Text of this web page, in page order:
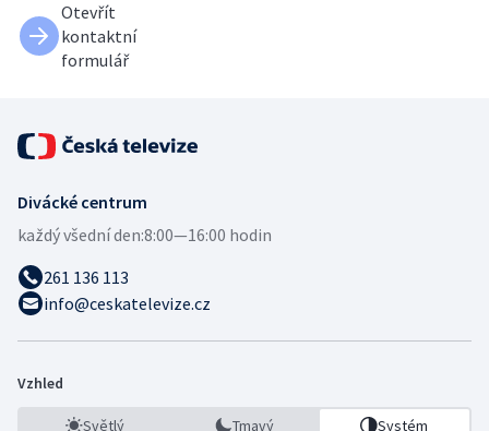
Otevřít
kontaktní
formulář
Divácké centrum
každý všední den:8:00—16:00 hodin
261 136 113
info@ceskatelevize.cz
Vzhled
Světlý Tmavý Systém